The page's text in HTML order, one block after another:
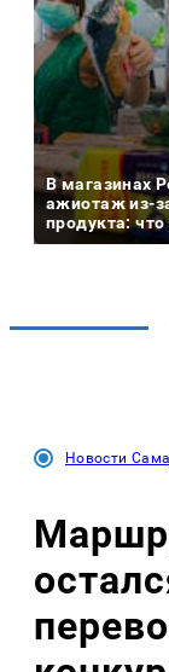
В магазинах
ажиотаж из-
продукта: что
Новости